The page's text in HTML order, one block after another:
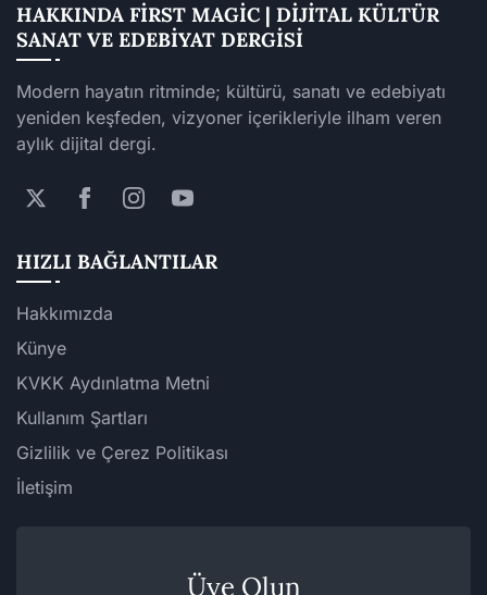
HAKKINDA FIRST MAGIC | DIJITAL KÜLTÜR
SANAT VE EDEBIYAT DERGISI
Modern hayatın ritminde; kültürü, sanatı ve edebiyatı
yeniden keşfeden, vizyoner içerikleriyle ilham veren
aylık dijital dergi.
HIZLI BAĞLANTILAR
Hakkımızda
Künye
KVKK Aydınlatma Metni
Kullanım Şartları
Gizlilik ve Çerez Politikası
İletişim
Üye Olun